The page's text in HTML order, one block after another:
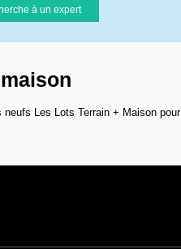
à un expert
Les Lots Terrain + Maison